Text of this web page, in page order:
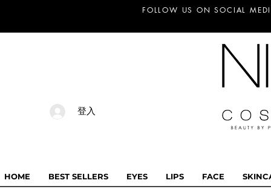
FOLLOW US ON SOCIAL
登入
HOME BEST SELLERS EYES LIPS FACE